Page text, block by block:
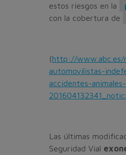
estos riesgos en la
con la cobertura de
(http://
automovilistas-
accidentes-animales-
Las últimas
Seguridad Vial